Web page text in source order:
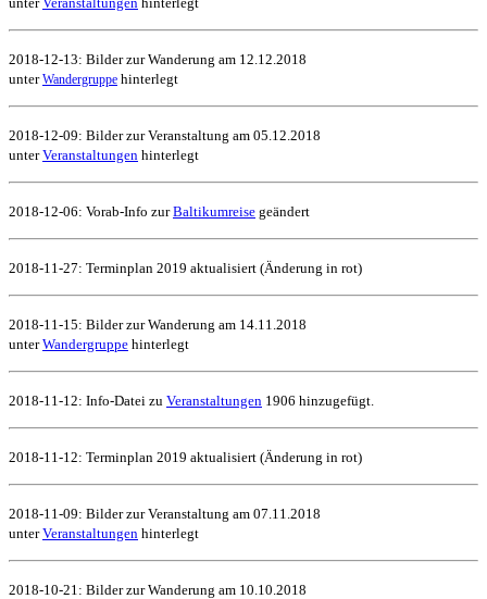
2018-12-13: Bilder zur Wanderung am 12.12.2018
unterWandergruppe hinterlegt
2018-12-09: Bilder zur Veranstaltung am 05.12.2018
unterVeranstaltungen hinterlegt
2018-12-06: Vorab-Info zurBaltikumreise geändert
2018-11-27: Terminplan 2019 aktualisiert (Änderung in rot)
2018-11-15: Bilder zur Wanderung am 14.11.2018
unterWandergruppe hinterlegt
2018-11-12: Info-Datei zu Veranstaltungen 1906 hinzugefügt.
2018-11-12: Terminplan 2019 aktualisiert (Änderung in rot)
2018-11-09: Bilder zur Veranstaltung am 07.11.2018
unterVeranstaltungen hinterlegt
2018-10-21: Bilder zur Wanderung am 10.10.2018